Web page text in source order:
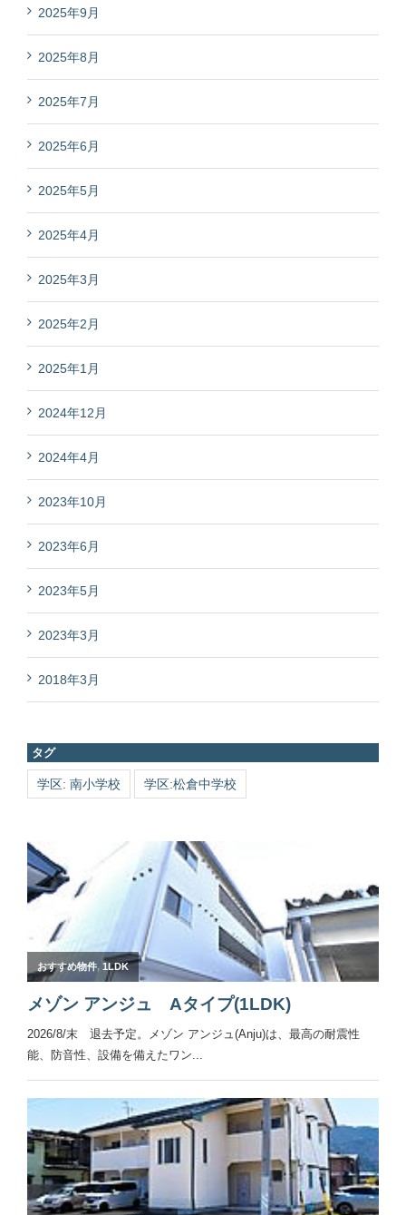
2025年9月
2025年8月
2025年7月
2025年6月
2025年5月
2025年4月
2025年3月
2025年2月
2025年1月
2024年12月
2024年4月
2023年10月
2023年6月
2023年5月
2023年3月
2018年3月
タグ
学区: 南小学校 学区:松倉中学校